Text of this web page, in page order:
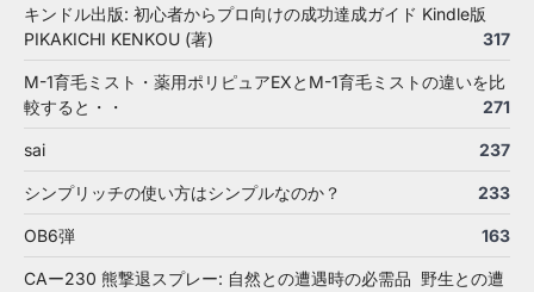
キンドル出版: 初心者からプロ向けの成功達成ガイド Kindle版
PIKAKICHI KENKOU (著)
317
M-1育毛ミスト・薬用ポリピュアEXとM-1育毛ミストの違いを比
較すると・・
271
sai 237
シンプリッチの使い方はシンプルなのか？ 233
OB6弾 163
CAー230 熊撃退スプレー: 自然との遭遇時の必需品 野生との遭